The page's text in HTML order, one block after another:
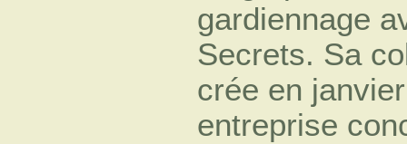
gardiennage
Secrets. Sa
crée en
entreprise